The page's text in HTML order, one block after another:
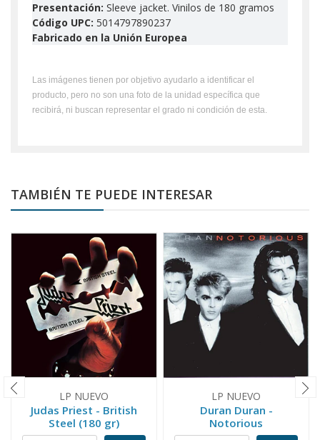
Presentación: Sleeve jacket. Vinilos de 180 gramos
Código UPC: 5014797890237
Fabricado en la Unión Europea
Las imágenes tienen por objetivo ayudarlo a identificar el
producto, pero no son una foto de la unidad específica que
recibirá, ni buscan representar el grado ni condición de esta.
TAMBIÉN TE PUEDE INTERESAR
LP NUEVO
Judas Priest - British
Steel (180 gr)
LP NUEVO
Duran Duran -
Notorious